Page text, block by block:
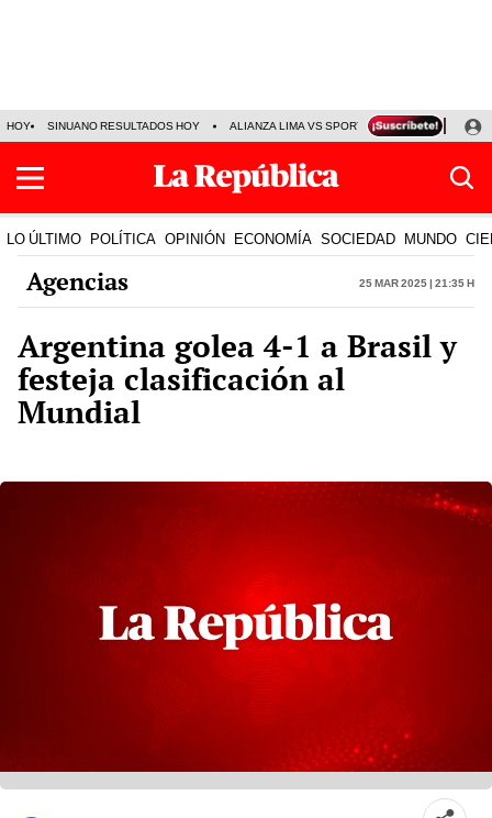
HOY SINUANO RESULTADOS HOY ALIANZA LIMA VS SPORT BOYS JORGE
LO ÚLTIMO POLÍTICA OPINIÓN ECONOMÍA SOCIEDAD MUNDO
Agencias 25 Mar 2025 | 21:35 h
Argentina golea 4-1 a Brasil y
festeja clasificación al
Mundial